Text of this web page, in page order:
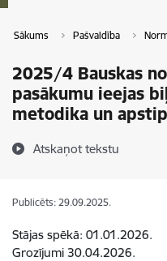
Sākums Pašvaldība
2025/4 Bauskas
pasākumu ieejas
metodika un
Atskaņot tekstu
Publicēts: 29.09.2025.
Stājas spēkā: 01.01.2026.
Grozījumi 30.04.2026.